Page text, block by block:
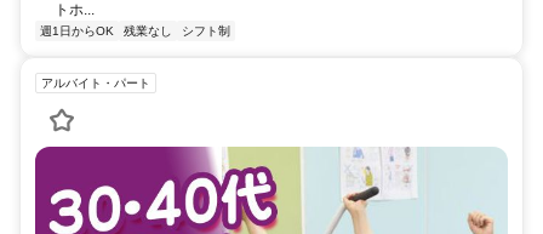
トホ...
週1日からOK 残業なし シフト制
アルバイト・パート